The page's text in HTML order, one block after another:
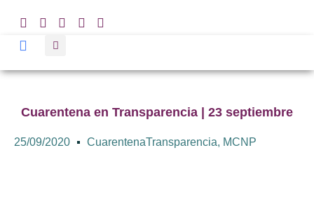
Cuarentena en Transparencia | 23 septiembre
25/09/2020 CuarentenaTransparencia, MCNP